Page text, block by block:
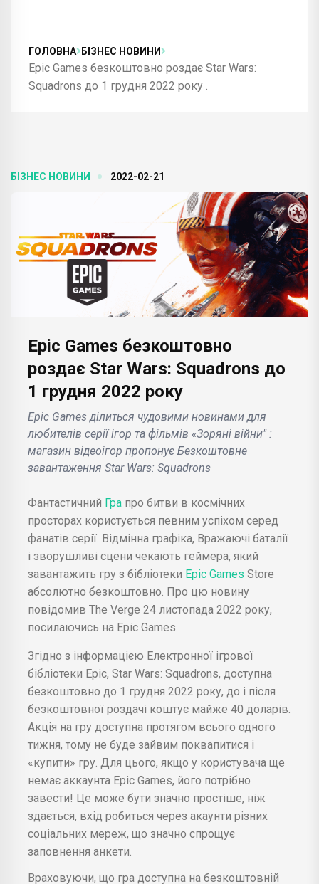
ГОЛОВНА БІЗНЕС НОВИНИ
Epic Games безкоштовно роздає Star Wars:
Squadrons до 1 грудня 2022 року .
БІЗНЕС НОВИНИ 2022-02-21
Epic Games безкоштовно
роздає Star Wars: Squadrons до
1 грудня 2022 року
Epic Games ділиться чудовими новинами для
любителів серії ігор та фільмів «Зоряні війни" :
магазин відеоігор пропонує Безкоштовне
завантаження Star Wars: Squadrons
Фантастичний Гра про битви в космічних
просторах користується певним успіхом серед
фанатів серії. Відмінна графіка, Вражаючі баталії
і зворушливі сцени чекають геймера, який
завантажить гру з бібліотеки Epic Games Store
абсолютно безкоштовно. Про цю новину
повідомив The Verge 24 листопада 2022 року,
посилаючись на Epic Games.
Згідно з інформацією Електронної ігрової
бібліотеки Epic, Star Wars: Squadrons, доступна
безкоштовно до 1 грудня 2022 року, до і після
безкоштовної роздачі коштує майже 40 доларів.
Акція на гру доступна протягом всього одного
тижня, тому не буде зайвим поквапитися і
«купити» гру. Для цього, якщо у користувача ще
немає аккаунта Epic Games, його потрібно
завести! Це може бути значно простіше, ніж
здається, вхід робиться через акаунти різних
соціальних мереж, що значно спрощує
заповнення анкети.
Враховуючи, що гра доступна на безкоштовній